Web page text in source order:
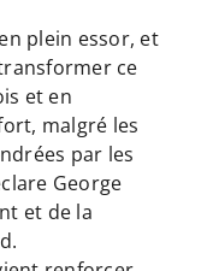
plein essor, et
ce
et en
malgré les
par les
George
et de la